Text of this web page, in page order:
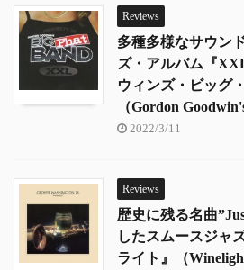
Reviews
多種多様なサウン
ズ・アルバム『
ウィンズ・ビッグ
（Gordon
2022/3/11
Reviews
歴史に残る名曲
したスムースジャ
ライト』（